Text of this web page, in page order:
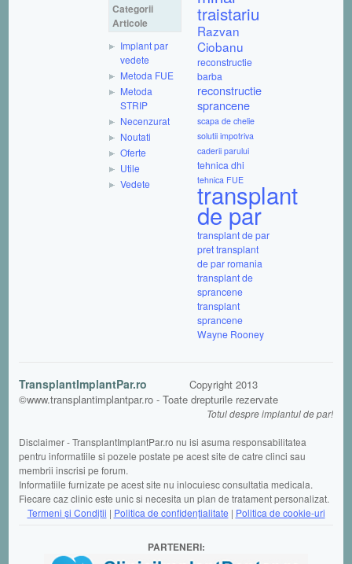
Categorii
Articole
Implant par
vedete
Metoda FUE
Metoda
STRIP
Necenzurat
Noutati
Oferte
Utile
Vedete
traistariu
Razvan
Ciobanu
reconstructie
barba
reconstructie
sprancene
scapa de chelie
solutii impotriva
caderii parului
tehnica dhi
tehnica FUE
transplant
de par
transplant de par
prettransplant
de par romania
transplant de
sprancene
transplant
sprancene
Wayne Rooney
TransplantImplantPar.ro
Copyright 2013
©www.transplantimplantpar.ro - Toate drepturile rezervate
Totul despre implantul de par!
Disclaimer - TransplantImplantPar.ro nu isi asuma responsabilitatea
pentru informatiile si pozele postate pe acest site de catre clinci sau
membrii inscrisi pe forum.
Informatiile furnizate pe acest site nu inlocuiesc consultatia medicala.
Fiecare caz clinic este unic si necesita un plan de tratament personalizat.
Termeni şi Condiții | Politica de confidențialitate | Politica de cookie-uri
PARTENERI: